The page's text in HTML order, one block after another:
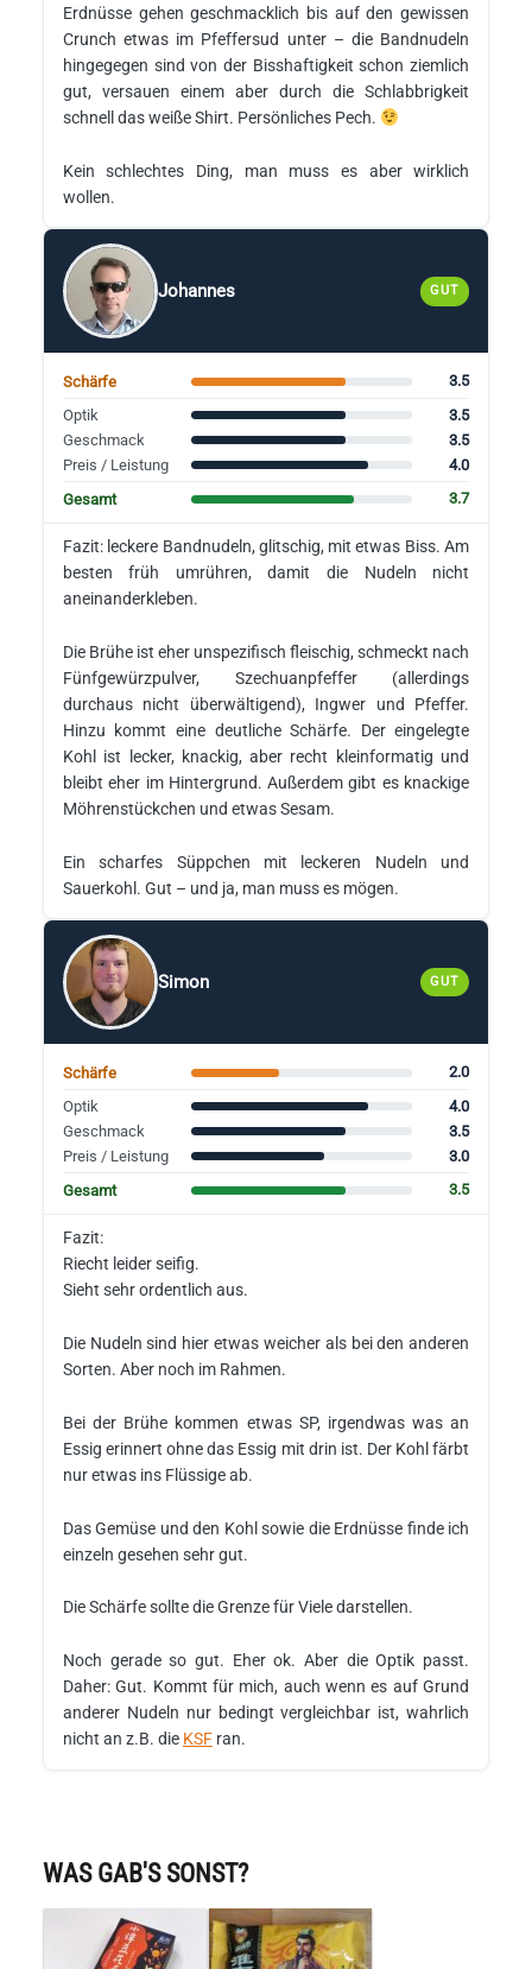
Erdnüsse gehen geschmacklich bis auf den gewissen
Crunch etwas im Pfeffersud unter – die Bandnudeln
hingegegen sind von der Bisshaftigkeit schon ziemlich
gut, versauen einem aber durch die Schlabbrigkeit
schnell das weiße Shirt. Persönliches Pech.
Kein schlechtes Ding, man muss es aber wirklich
wollen.
Johannes GUT
Schärfe
3.5
Optik
3.5
Geschmack
3.5
Preis / Leistung
4.0
Gesamt
3.7
Fazit: leckere Bandnudeln, glitschig, mit etwas Biss. Am
besten früh umrühren, damit die Nudeln nicht
aneinanderkleben.
Die Brühe ist eher unspezifisch fleischig, schmeckt nach
Fünfgewürzpulver, Szechuanpfeffer (allerdings
durchaus nicht überwältigend), Ingwer und Pfeffer.
Hinzu kommt eine deutliche Schärfe. Der eingelegte
Kohl ist lecker, knackig, aber recht kleinformatig und
bleibt eher im Hintergrund. Außerdem gibt es knackige
Möhrenstückchen und etwas Sesam.
Ein scharfes Süppchen mit leckeren Nudeln und
Sauerkohl. Gut – und ja, man muss es mögen.
Simon GUT
Schärfe
2.0
Optik
4.0
Geschmack
3.5
Preis / Leistung
3.0
Gesamt
3.5
Fazit:
Riecht leider seifig.
Sieht sehr ordentlich aus.
Die Nudeln sind hier etwas weicher als bei den anderen
Sorten. Aber noch im Rahmen.
Bei der Brühe kommen etwas SP, irgendwas was an
Essig erinnert ohne das Essig mit drin ist. Der Kohl färbt
nur etwas ins Flüssige ab.
Das Gemüse und den Kohl sowie die Erdnüsse finde ich
einzeln gesehen sehr gut.
Die Schärfe sollte die Grenze für Viele darstellen.
Noch gerade so gut. Eher ok. Aber die Optik passt.
Daher: Gut. Kommt für mich, auch wenn es auf Grund
anderer Nudeln nur bedingt vergleichbar ist, wahrlich
nicht an z.B. die KSFran.
WAS GAB'S SONST?